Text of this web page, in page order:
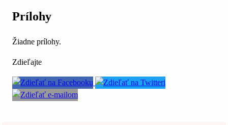
Prílohy
Žiadne prílohy.
Zdieľajte